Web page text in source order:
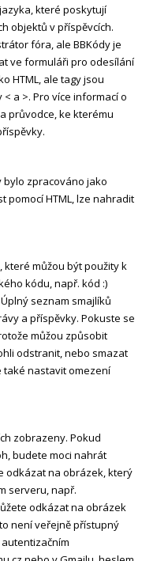
které poskytují
objektů v příspěvcích.
fóra, ale BBKódy je
ve formuláři pro odesílání
HTML, ale tagy jsou
a >. Pro více informací o
průvodce, ke kterému
bylo zpracováno jako
pomocí HTML, lze nahradit
které můžou být použity k
kódu, např. kód :)
seznam smajlíků
a příspěvky. Pokuste se
můžou způsobit
odstranit, nebo smazat
také nastavit omezení
zobrazeny. Pokud
budete moci nahrát
odkázat na obrázek, který
serveru, např.
odkázat na obrázek
není veřejně přístupný